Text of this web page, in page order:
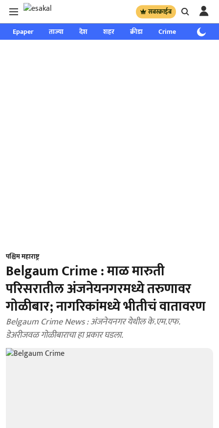
सबस्क्राईब
Epaper ताज्या देश शहर क्रीडा Crime साप्ताहिक
पश्चिम महाराष्ट्र
Belgaum Crime : माळ मारुती
परिसरातील अंजनेयनगरमध्ये तरुणावर
गोळीबार; नागरिकांमध्ये भीतीचं वातावरण
Belgaum Crime News : अंजनेयनगर येथील के.एम.एफ.
डेअरीजवळ गोळीबाराचा हा प्रकार घडला.